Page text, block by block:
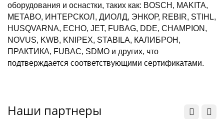
оборудования и оснастки, таких как: BOSCH, MAKITA,
METABO, ИНТЕРСКОЛ, ДИОЛД, ЭНКОР, REBIR, STIHL,
HUSQVARNA, ECHO, JET, FUBAG, DDE, CHAMPION,
NOVUS, KWB, KNIPEX, STABILA, КАЛИБРОН,
ПРАКТИКА, FUBAC, SDMO и других, что
подтверждается соответствующими сертификатами.
Наши партнеры